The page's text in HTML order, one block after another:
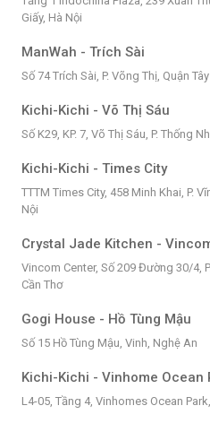
Giấy, Hà Nội
ManWah - Trích Sài
Số 74 Trích Sài, P. Võng Thị, Quận
Kichi-Kichi - Võ Thị Sáu
Số K29, KP. 7, Võ Thị Sáu, P. Thống
Kichi-Kichi - Times City
TTTM Times City, 458 Minh Khai, P.
Nội
Crystal Jade Kitchen -
Vincom Center, Số 209 Đường 30/4,
Cần Thơ
Gogi House - Hồ Tùng Mậu
Số 15 Hồ Tùng Mậu, Vinh, Nghệ An
Kichi-Kichi - Vinhome Ocean
L4-05, Tầng 4, Vinhomes Ocean